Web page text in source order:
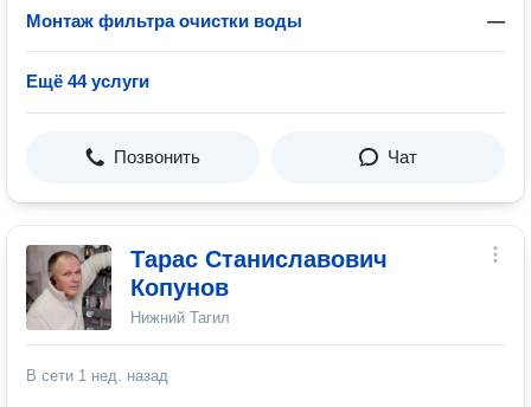
Монтаж фильтра очистки воды —
Ещё 44 услуги
Позвонить Чат
Тарас Станиславович
Копунов
Нижний Тагил
В сети 1 нед. назад